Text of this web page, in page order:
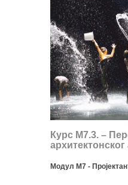
Курс М7.3. –
архитектонског
Модул М7 -